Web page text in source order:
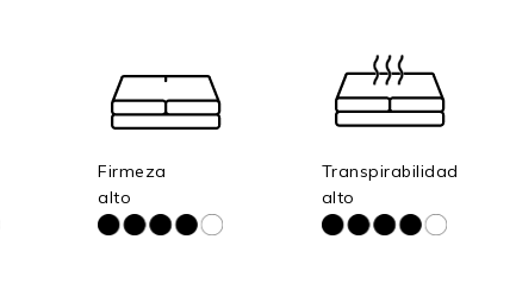
Firmeza
alto
Transpirabilidad
alto